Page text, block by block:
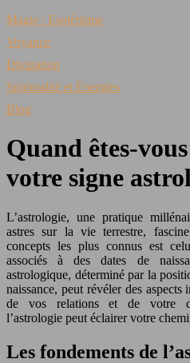
Magie / Esotérisme
Voyance
Divination
Spiritualité et Énergies
Blog
Quand êtes-
votre signe
L’astrologie, une pratique
astres sur la vie terrestre,
concepts les plus connus est
associés à des dates de
astrologique, déterminé par la
naissance, peut révéler des
de vos relations et de votre
l’astrologie peut éclairer votre
Les fondements de